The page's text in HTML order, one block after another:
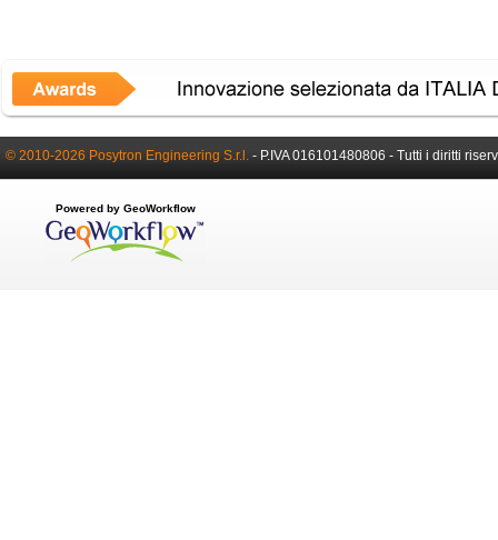
© 2010-2026 Posytron Engineering S.r.l. - P.IVA 016101480806 - Tutti i diritti
Powered by GeoWorkflow